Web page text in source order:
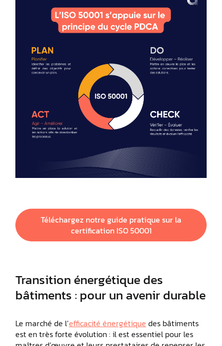
Téléchargez notre guide pratique sur la
certification ISO 50001
Transition énergétique des
bâtiments : pour un avenir durable
Le marché de l’efficacité énergétique des bâtiments
est en très forte évolution : il est essentiel pour les